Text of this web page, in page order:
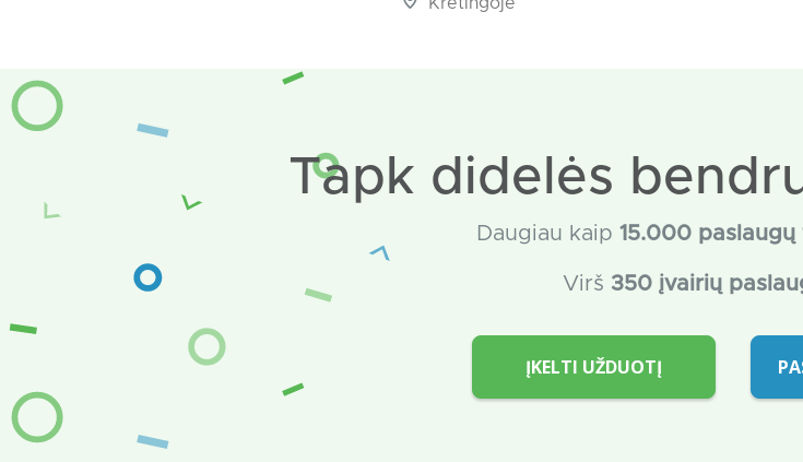
Tapk didelės
Daugiau kaip 15.000 paslaugų
Virš 350 įvairių
ĮKELTI UŽDUOTĮ